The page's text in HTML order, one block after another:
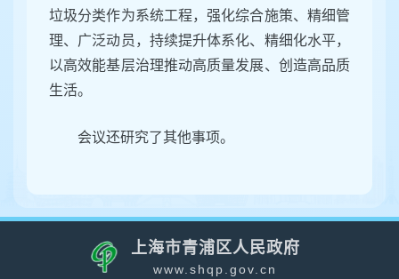
垃圾分类作为系统工程，强化综合施策、精细管
理、广泛动员，持续提升体系化、精细化水平，
以高效能基层治理推动高质量发展、创造高品质
生活。
会议还研究了其他事项。
上海市青浦区人民政府
www.shqp.gov.cn